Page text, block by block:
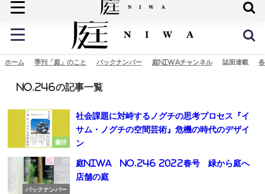
庭の未来へ
ホーム 季刊「庭」のこと バックナンバー 庭NIWAチャンネル 誌面連載
No.246の記事一覧
書評
社会課題に対峙するノグチの思考プロセス『イ
サム・ノグチの空間芸術』危機の時代のデザイ
ン
バックナンバー
庭NIWA No.246 2022春号 緑から庭へ
店舗の庭